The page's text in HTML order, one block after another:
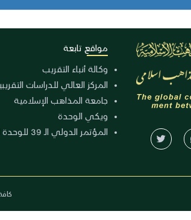
مواقع تابعة
وكالة أنباء التقريب
المركز العالي للدراسات
جامعة المذاهب الإسلامية
ويكي الوحدة
المؤتمر الدولي الـ 39 للوحدة الإسلامية